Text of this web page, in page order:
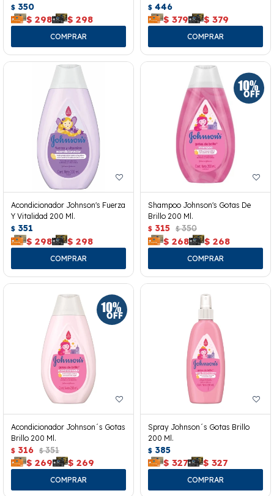
$ 350
$ 298 $ 298
$ 446
$ 379 $ 379
Acondicionador Johnson's Fuerza
Y Vitalidad 200 Ml.
$ 351
$ 298 $ 298
Shampoo Johnson's Gotas De
Brillo 200 Ml.
$ 315 $ 350
$ 268 $ 268
Acondicionador Johnson´s Gotas
Brillo 200 Ml.
$ 316 $ 351
$ 269 $ 269
Spray Johnson´s Gotas Brillo
200 Ml.
$ 385
$ 327 $ 327